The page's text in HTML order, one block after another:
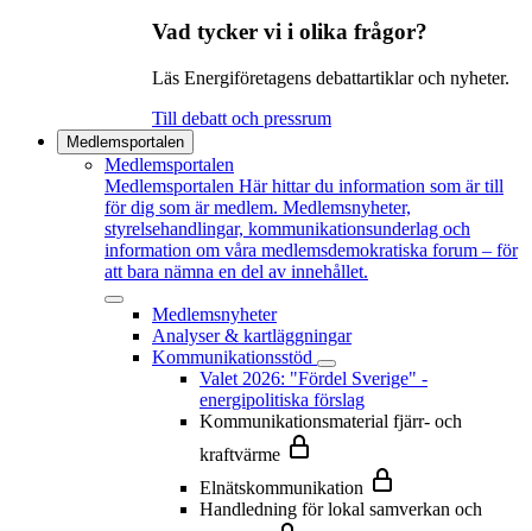
Vad tycker vi i olika frågor?
Läs Energiföretagens debattartiklar och nyheter.
Till debatt och pressrum
Medlemsportalen
Medlemsportalen
Medlemsportalen Här hittar du information som är till
för dig som är medlem. Medlemsnyheter,
styrelsehandlingar, kommunikationsunderlag och
information om våra medlemsdemokratiska forum – för
att bara nämna en del av innehållet.
Medlemsnyheter
Analyser & kartläggningar
Kommunikationsstöd
Valet 2026: "Fördel Sverige" -
energipolitiska förslag
Kommunikationsmaterial fjärr- och
kraftvärme
Elnätskommunikation
Handledning för lokal samverkan och